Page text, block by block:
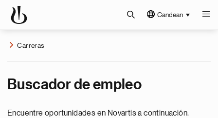
Candean
Carreras
Buscador de empleo
Encuentre oportunidades en Novartis a continuación.